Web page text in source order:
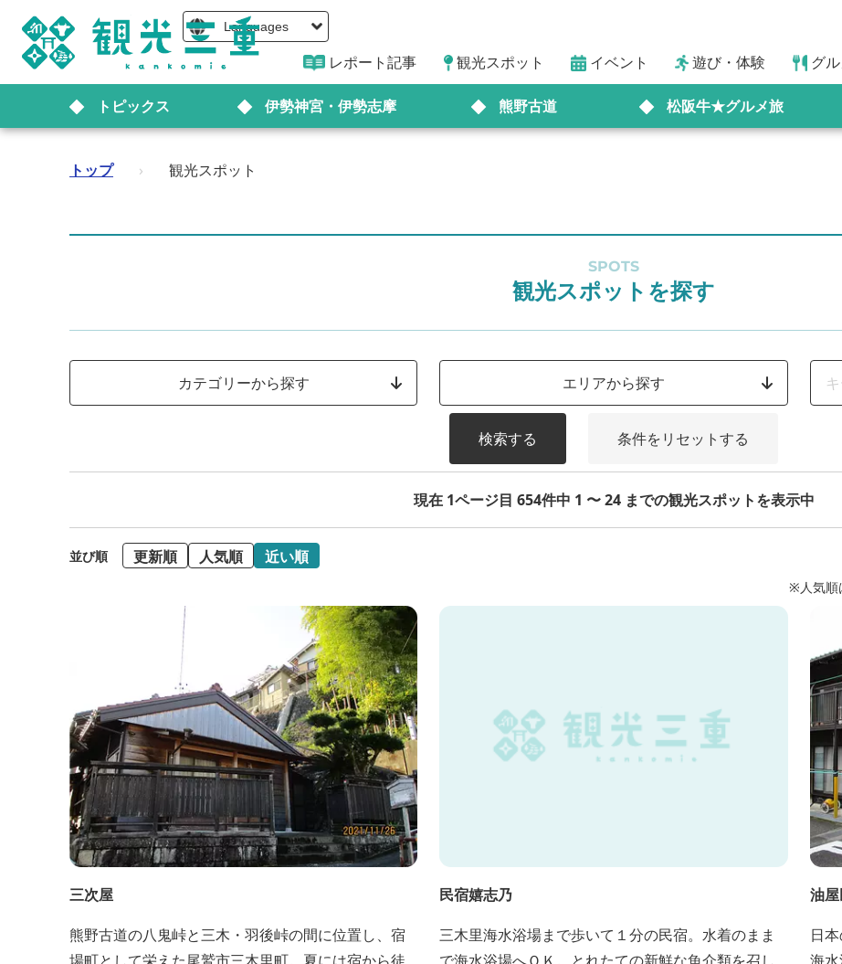
Languages
レポート記事 観光スポット イベント 遊び・体験 グル
トピックス 伊勢神宮・伊勢志摩 熊野古道 松阪牛★グルメ旅
トップ › 観光スポット
SPOTS
観光スポットを探す
カテゴリーから探す エリアから探す
検索する 条件をリセットする
現在 1ページ目 654件中 1 〜 24 までの観光スポットを表示中
並び順 更新順 人気順 近い順
※人気順
三次屋
熊野古道の八鬼峠と三木・羽後峠の間に位置し、宿
民宿嬉志乃
三木里海水浴場まで歩いて１分の民宿。水着のまま
油
日